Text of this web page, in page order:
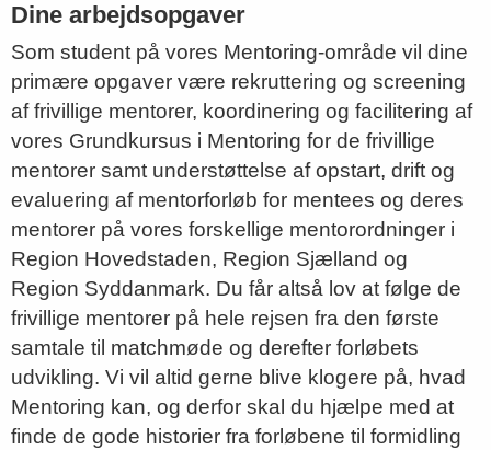
Dine arbejdsopgaver
Som student på vores Mentoring-område vil dine
primære opgaver være rekruttering og screening
af frivillige mentorer, koordinering og facilitering af
vores Grundkursus i Mentoring for de frivillige
mentorer samt understøttelse af opstart, drift og
evaluering af mentorforløb for mentees og deres
mentorer på vores forskellige mentorordninger i
Region Hovedstaden, Region Sjælland og
Region Syddanmark. Du får altså lov at følge de
frivillige mentorer på hele rejsen fra den første
samtale til matchmøde og derefter forløbets
udvikling. Vi vil altid gerne blive klogere på, hvad
Mentoring kan, og derfor skal du hjælpe med at
finde de gode historier fra forløbene til formidling